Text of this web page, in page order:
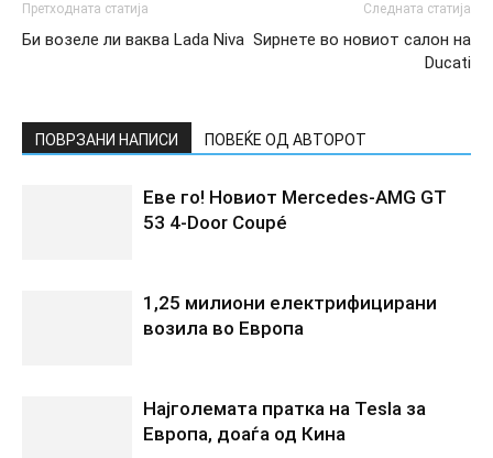
Претходната статија
Би возеле ли ваква Lada Niva
Следната статија
Ѕирнете во новиот салон на
Ducati
ПОВРЗАНИ НАПИСИ ПОВЕЌЕ ОД АВТОРОТ
Еве го! Новиот Mercedes‑AMG GT
53 4‑Door Coupé
1,25 милиони електрифицирани
возила во Европа
Најголемата пратка на Tesla за
Европа, доаѓа од Кина